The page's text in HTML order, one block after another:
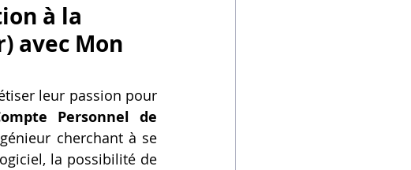
3D
3D CPF CREALITY,
à la
avec Mon
leur passion pour
Personnel de
cherchant à se